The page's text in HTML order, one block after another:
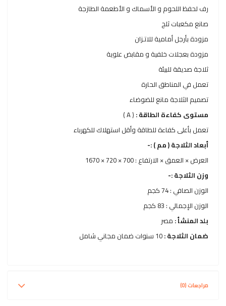
رف لحفظ اللحوم و الأسماك و الأطعمة الطازجة
ﺻﺎﻧﻊ ﻣﻜﻌﺒﺎت ثلج
مزودة بأرجل أمامية للاتـزان
مزودة بعجلات خلفية و مقابض علوية
ثلاجة صديقة للبيئة
تعمل في المناطق الحارة
تصميم الثلاجة مانع للضوضاء
مستوى كفاءة الطاقة : ( A )
تعمل بأعلى كفاءة للطاقة وأقل استهلاك للكهرباء
أبعاد الثلاجة ( مم ) :-
العرض × العمق × الارتفاع : 700 × 720 × 1670
وزن الثلاجة :-
الوزن الصافي : 74 كجم
الوزن الإجمالي : 83 كجم
بلد المنشأ : مصر
ضمان الثلاجة :10 سنوات ضمان مجاني شامل
مراجعات (0)